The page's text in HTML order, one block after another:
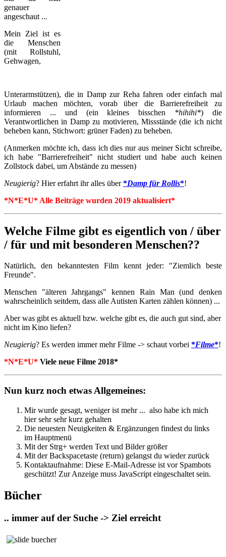
genauer
angeschaut ...
Mein Ziel ist es
die Menschen
(mit Rollstuhl,
Gehwagen,
Unterarmstützen), die in Damp zur Reha fahren oder einfach mal
Urlaub machen möchten, vorab über die Barrierefreiheit zu
informieren ... und (ein kleines bisschen *hihihi*) die
Verantwortlichen in Damp zu motivieren, Missstände (die ich nicht
beheben kann, Stichwort: grüner Faden) zu beheben.
(Anmerken möchte ich, dass ich dies nur aus meiner Sicht schreibe,
ich habe "Barrierefreiheit" nicht studiert und habe auch keinen
Zollstock dabei, um Abstände zu messen)
Neugierig? Hier erfahrt ihr alles über *Damp für Rollis*!
*N*E*U* Alle Beiträge wurden 2019 aktualisiert*
Welche Filme gibt es eigentlich von / über
/ für und mit besonderen Menschen??
Natürlich, den bekanntesten Film kennt jeder: "Ziemlich beste
Freunde".
Menschen "älteren Jahrgangs" kennen Rain Man (und denken
wahrscheinlich seitdem, dass alle Autisten Karten zählen können) ...
Aber was gibt es aktuell bzw. welche gibt es, die auch gut sind, aber
nicht im Kino liefen?
Neugierig? Es werden immer mehr Filme -> schaut vorbei *Filme*!
*N*E*U* Viele neue Filme 2018*
Nun kurz noch etwas Allgemeines:
Mir wurde gesagt, weniger ist mehr ... also habe ich mich
hier sehr sehr kurz gehalten
Die neuesten Neuigkeiten & Ergänzungen findest du links
im Hauptmenü
Mit der Strg+ werden Text und Bilder größer
Mit der Backspacetaste (return) gelangst du wieder zurück
Kontaktaufnahme: Diese E-Mail-Adresse ist vor Spambots
geschützt! Zur Anzeige muss JavaScript eingeschaltet sein.
Bücher
.. immer auf der Suche -> Ziel erreicht